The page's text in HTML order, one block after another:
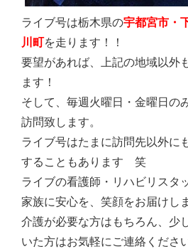
ライブ号は栃木県の宇都宮市・
川町を走ります！！
要望があれば、上記の地域以外
ます！
そして、毎週火曜日・金曜日の
訪問致します。
ライブ号はたまに訪問先以外に
することもあります 笑
ライブの看護師・リハビリスタ
家族に安心を、笑顔をお届けしま
介護が必要な方はもちろん、少
いた方はお気軽にご連絡ください